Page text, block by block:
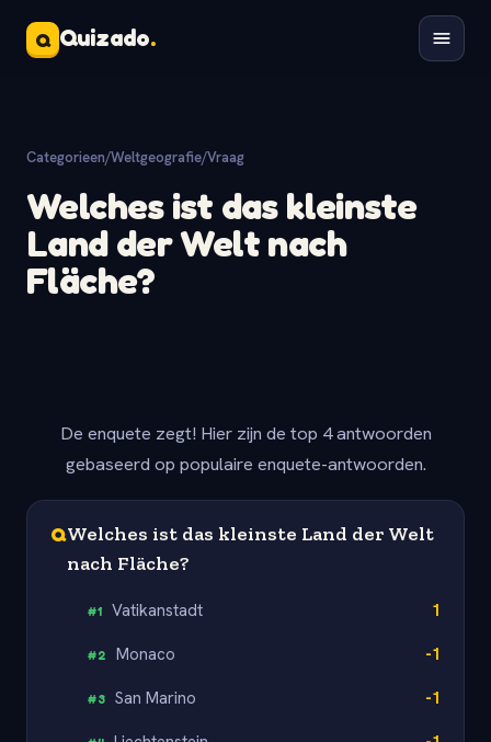
Q Quizado.
Categorieen/Weltgeografie/Vraag
Welches ist das kleinste
Land der Welt nach
Fläche?
De enquete zegt! Hier zijn de top 4 antwoorden
gebaseerd op populaire enquete-antwoorden.
QWelches ist das kleinste Land der Welt
nach Fläche?
#1 Vatikanstadt 1
#2 Monaco -1
#3 San Marino -1